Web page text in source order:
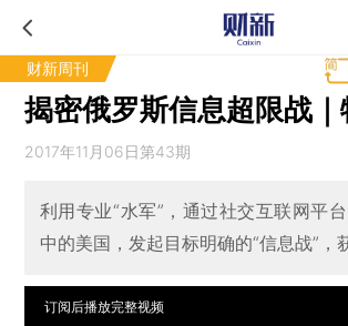
财新周刊
揭密俄罗斯信息超限战
2017年11月06日第43期
利用专业“水军”，通过社交互联网平
中的美国，发起目标明确的“信息战”，
订阅后播放完整视频